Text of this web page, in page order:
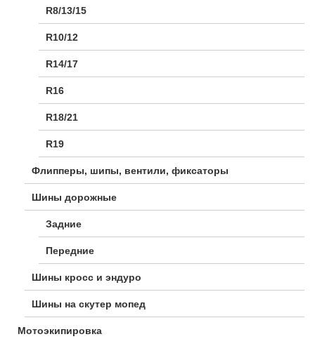
R8/13/15
R10/12
R14/17
R16
R18/21
R19
Флипперы, шипы, вентили, фиксаторы
Шины дорожные
Задние
Передние
Шины кросс и эндуро
Шины на скутер мопед
Мотоэкипировка